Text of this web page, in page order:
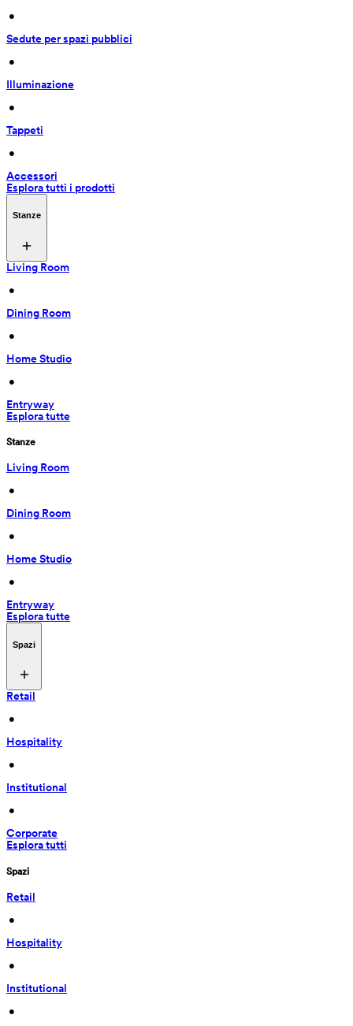
•
Sedute per spazi pubblici
•
Illuminazione
•
Tappeti
•
Accessori
Esplora tutti i prodotti
Stanze
Living Room
•
Dining Room
•
Home Studio
•
Entryway
Esplora tutte
Stanze
Living Room
•
Dining Room
•
Home Studio
•
Entryway
Esplora tutte
Spazi
Retail
•
Hospitality
•
Institutional
•
Corporate
Esplora tutti
Spazi
Retail
•
Hospitality
•
Institutional
•